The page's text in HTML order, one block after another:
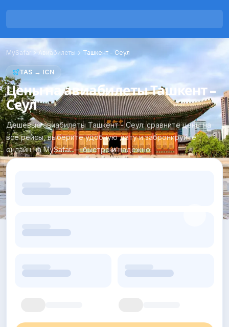
MySafar Авиабилеты Ташкент - Сеул
TAS → ICN
Цены на авиабилеты Ташкент -
Сеул
Дешёвые авиабилеты Ташкент - Сеул: сравните цены на
все рейсы, выберите удобную дату и забронируйте
онлайн на MySafar — быстро и надёжно.